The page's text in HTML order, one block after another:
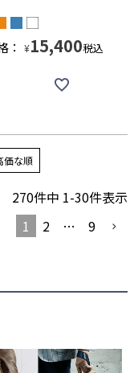
： ¥15,400税込
価な順
270件中 1-30件表示
1
2 … 9